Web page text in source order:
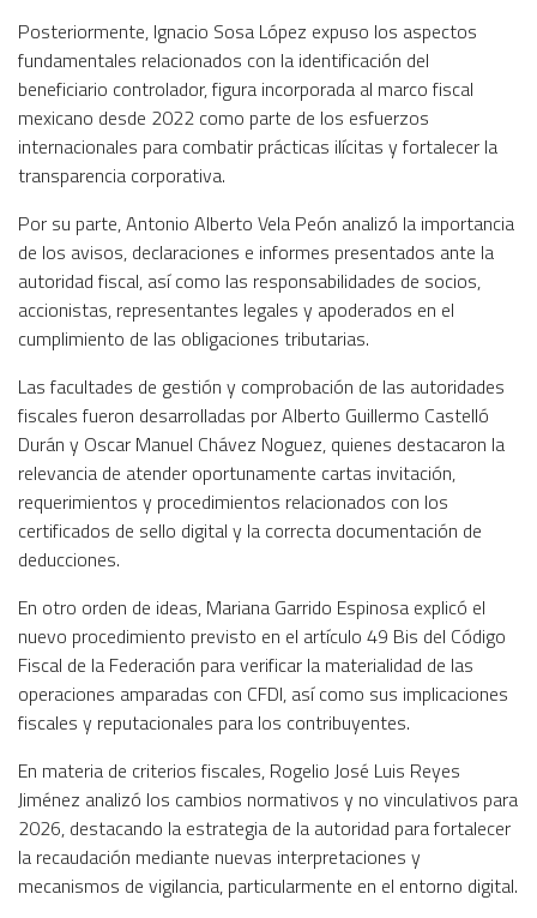
Posteriormente, Ignacio Sosa López expuso los aspectos
fundamentales relacionados con la identificación del
beneficiario controlador, figura incorporada al marco fiscal
mexicano desde 2022 como parte de los esfuerzos
internacionales para combatir prácticas ilícitas y fortalecer la
transparencia corporativa.
Por su parte, Antonio Alberto Vela Peón analizó la importancia
de los avisos, declaraciones e informes presentados ante la
autoridad fiscal, así como las responsabilidades de socios,
accionistas, representantes legales y apoderados en el
cumplimiento de las obligaciones tributarias.
Las facultades de gestión y comprobación de las autoridades
fiscales fueron desarrolladas por Alberto Guillermo Castelló
Durán y Oscar Manuel Chávez Noguez, quienes destacaron la
relevancia de atender oportunamente cartas invitación,
requerimientos y procedimientos relacionados con los
certificados de sello digital y la correcta documentación de
deducciones.
En otro orden de ideas, Mariana Garrido Espinosa explicó el
nuevo procedimiento previsto en el artículo 49 Bis del Código
Fiscal de la Federación para verificar la materialidad de las
operaciones amparadas con CFDI, así como sus implicaciones
fiscales y reputacionales para los contribuyentes.
En materia de criterios fiscales, Rogelio José Luis Reyes
Jiménez analizó los cambios normativos y no vinculativos para
2026, destacando la estrategia de la autoridad para fortalecer
la recaudación mediante nuevas interpretaciones y
mecanismos de vigilancia, particularmente en el entorno digital.